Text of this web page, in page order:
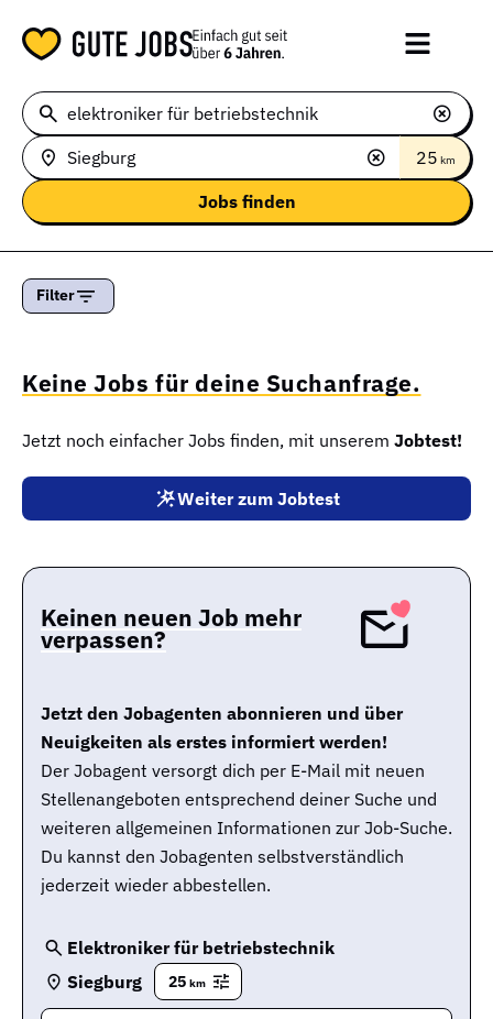
25 km
Filter
Keine Jobs für deine Suchanfrage.
Jetzt noch einfacher Jobs finden, mit unserem Jobtest!
Weiter zum Jobtest
Keinen neuen Job mehr
verpassen?
Jetzt den Jobagenten abonnieren und über
Neuigkeiten als erstes informiert werden!
Der Jobagent versorgt dich per E-Mail mit neuen
Stellenangeboten entsprechend deiner Suche und
weiteren allgemeinen Informationen zur Job-Suche.
Du kannst den Jobagenten selbstverständlich
jederzeit wieder abbestellen.
Elektroniker für betriebstechnik
Siegburg
25 km